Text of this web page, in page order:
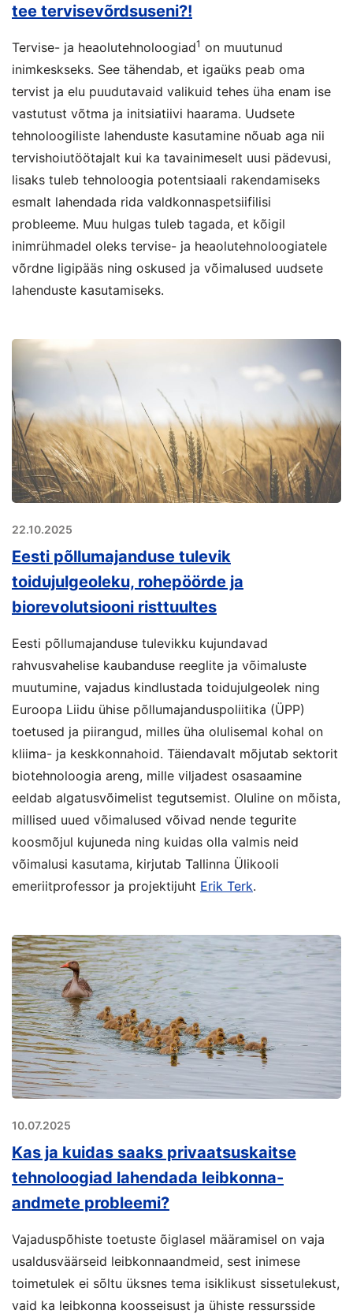
tee tervisevõrdsuseni?!
Tervise- ja heaolutehnoloogiad1 on muutunud
inimkeskseks. See tähendab, et igaüks peab oma
tervist ja elu puudutavaid valikuid tehes üha enam ise
vastutust võtma ja initsiatiivi haarama. Uudsete
tehnoloogiliste lahenduste kasutamine nõuab aga nii
tervishoiutöötajalt kui ka tavainimeselt uusi pädevusi,
lisaks tuleb tehnoloogia potentsiaali rakendamiseks
esmalt lahendada rida valdkonnaspetsiifilisi
probleeme. Muu hulgas tuleb tagada, et kõigil
inimrühmadel oleks tervise- ja heaolutehnoloogiatele
võrdne ligipääs ning oskused ja võimalused uudsete
lahenduste kasutamiseks.
22.10.2025
Eesti põllumajanduse tulevik
toidujulgeoleku, rohepöörde ja
biorevolutsiooni risttuultes
Eesti põllumajanduse tulevikku kujundavad
rahvusvahelise kaubanduse reeglite ja võimaluste
muutumine, vajadus kindlustada toidujulgeolek ning
Euroopa Liidu ühise põllumajanduspoliitika (ÜPP)
toetused ja piirangud, milles üha olulisemal kohal on
kliima- ja keskkonnahoid. Täiendavalt mõjutab sektorit
biotehnoloogia areng, mille viljadest osasaamine
eeldab algatusvõimelist tegutsemist. Oluline on mõista,
millised uued võimalused võivad nende tegurite
koosmõjul kujuneda ning kuidas olla valmis neid
võimalusi kasutama, kirjutab Tallinna Ülikooli
emeriitprofessor ja projektijuht Erik Terk.
10.07.2025
Kas ja kuidas saaks privaatsuskaitse
tehnoloogiad lahendada leibkonna-
andmete probleemi?
Vajaduspõhiste toetuste õiglasel määramisel on vaja
usaldusväärseid leibkonnaandmeid, sest inimese
toimetulek ei sõltu üksnes tema isiklikust sissetulekust,
vaid ka leibkonna koosseisust ja ühiste ressursside